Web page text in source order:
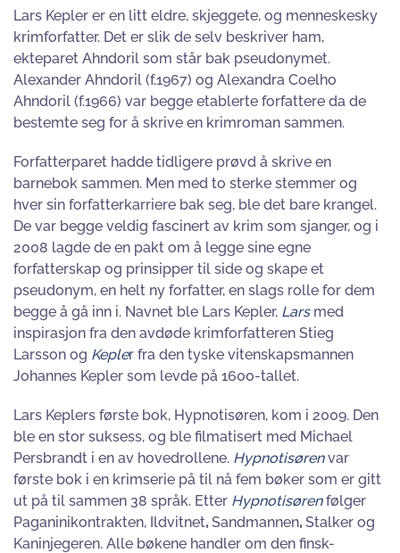
Lars Kepler er en litt eldre, skjeggete, og menneskesky
krimforfatter. Det er slik de selv beskriver ham,
ekteparet Ahndoril som står bak pseudonymet.
Alexander Ahndoril (f.1967) og Alexandra Coelho
Ahndoril (f.1966) var begge etablerte forfattere da de
bestemte seg for å skrive en krimroman sammen.
Forfatterparet hadde tidligere prøvd å skrive en
barnebok sammen. Men med to sterke stemmer og
hver sin forfatterkarriere bak seg, ble det bare krangel.
De var begge veldig fascinert av krim som sjanger, og i
2008 lagde de en pakt om å legge sine egne
forfatterskap og prinsipper til side og skape et
pseudonym, en helt ny forfatter, en slags rolle for dem
begge å gå inn i. Navnet ble Lars Kepler, Larsmed
inspirasjon fra den avdøde krimforfatteren Stieg
Larsson og Kepler fra den tyske vitenskapsmannen
Johannes Kepler som levde på 1600-tallet.
Lars Keplers første bok, Hypnotisøren, kom i 2009. Den
ble en stor suksess, og ble filmatisert med Michael
Persbrandt i en av hovedrollene. Hypnotisørenvar
første bok i en krimserie på til nå fem bøker som er gitt
ut på til sammen 38 språk. Etter Hypnotisørenfølger
Paganinikontrakten, Ildvitnet, Sandmannen, Stalker og
Kaninjegeren. Alle bøkene handler om den finsk-